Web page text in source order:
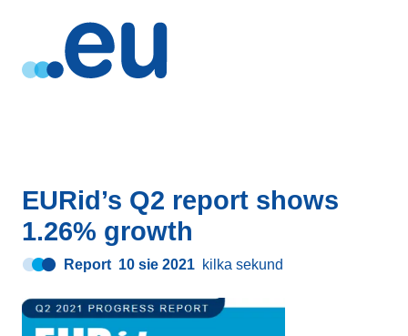
EURid’s Q2 report shows
1.26% growth
Report 10 sie 2021 kilka sekund